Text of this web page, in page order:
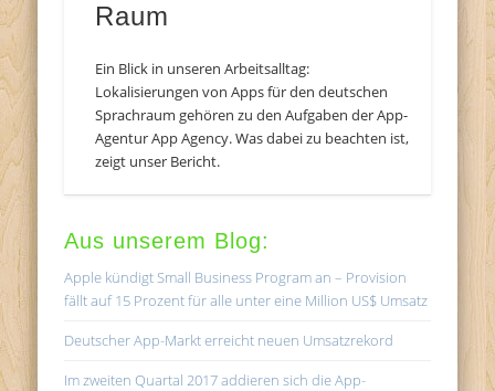
Raum
Ein Blick in unseren Arbeitsalltag:
Lokalisierungen von Apps für den deutschen
Sprachraum gehören zu den Aufgaben der App-
Agentur App Agency. Was dabei zu beachten ist,
zeigt unser Bericht.
Aus unserem Blog:
Apple kündigt Small Business Program an – Provision
fällt auf 15 Prozent für alle unter eine Million US$ Umsatz
Deutscher App-Markt erreicht neuen Umsatzrekord
Im zweiten Quartal 2017 addieren sich die App-